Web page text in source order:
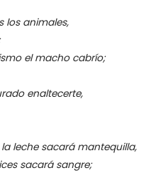
los animales,
el macho cabrío;
enaltecerte,
leche sacará mantequilla,
sacará sangre;